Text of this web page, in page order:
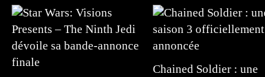
Chained Soldier : une